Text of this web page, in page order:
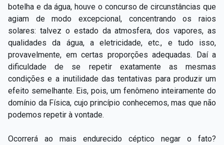
botelha e da água, houve o concurso de circunstâncias que
agiam de modo excepcional, concentrando os raios
solares: talvez o estado da atmosfera, dos vapores, as
qualidades da água, a eletricidade, etc., e tudo isso,
provavelmente, em certas proporções adequadas. Daí a
dificuldade de se repetir exatamente as mesmas
condições e a inutilidade das tentativas para produzir um
efeito semelhante. Eis, pois, um fenômeno inteiramente do
domínio da Física, cujo princípio conhecemos, mas que não
podemos repetir à vontade.
Ocorrerá ao mais endurecido céptico negar o fato?